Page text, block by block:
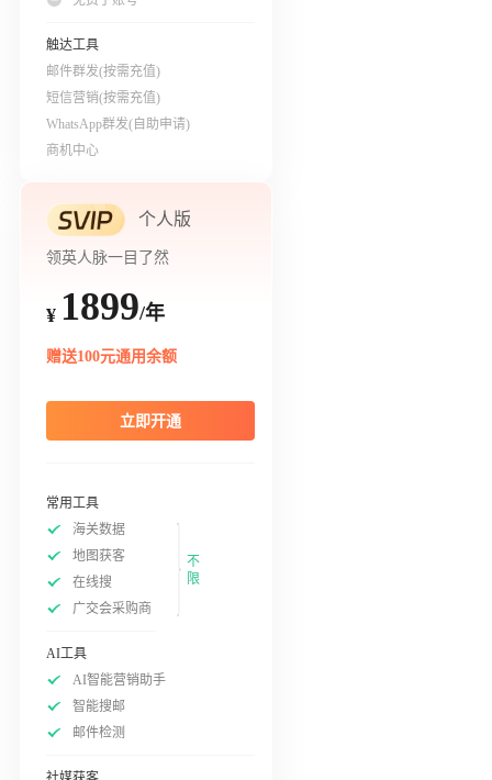
触达工具
邮件群发(按需充值)
短信营销(按需充值)
WhatsApp群发(自助申请)
商机中心
个人版
领英人脉一目了然
¥ 1899/年
赠送100元通用余额
立即开通
常用工具
海关数据
地图获客
在线搜
广交会采购商
不
限
AI工具
AI智能营销助手
智能搜邮
邮件检测